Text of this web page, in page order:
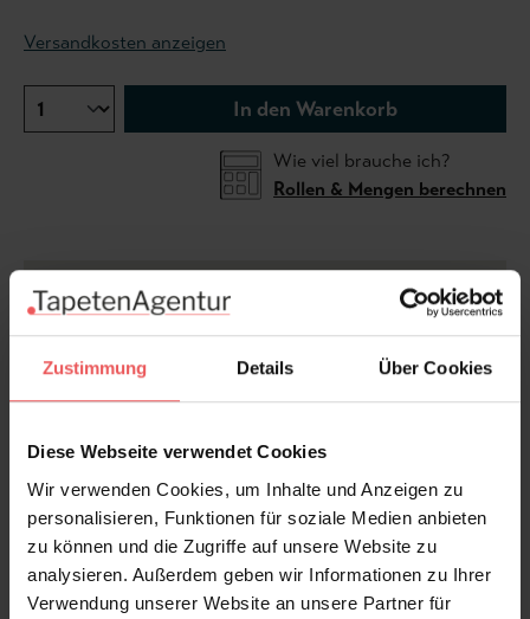
Zustimmung Details Über Cookies
Diese Webseite verwendet Cookies
Wir verwenden Cookies, um Inhalte und Anzeigen zu
personalisieren, Funktionen für soziale Medien anbieten
zu können und die Zugriffe auf unsere Website zu
analysieren. Außerdem geben wir Informationen zu Ihrer
Verwendung unserer Website an unsere Partner für
Versandkosten anzeigen
In den Warenkorb
Wie viel brauche ich?
Rollen & Mengen berechnen
Die Tapete Caviar Splashback ist die perfekte Lösung
für stilvollen Spritzschutz in der Küche. Sie wird
entstehen und ein harmonisches Gesamtbild erhalten
bleibt. Nach der Anbringung schützt eine
vor Feuchtigkeit und Schmutz. So bleibt die Tapete
langlebig, pflegeleicht und verleiht der Küche eine
exklusive Optik.
Produktdetails